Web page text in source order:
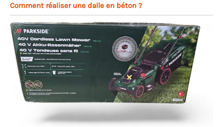
Comment réaliser une dalle en béton ?